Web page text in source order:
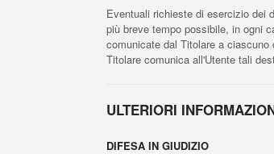
Eventuali richieste di esercizio dei
più breve tempo possibile, in ogni
comunicate dal Titolare a
Titolare comunica all'Utente tali
ULTERIORI
DIFESA IN GIUDIZIO